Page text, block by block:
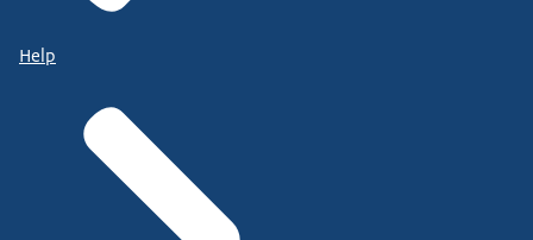
Help